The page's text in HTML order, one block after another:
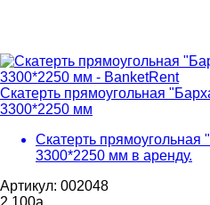
Скатерть прямоугольная
3300*2250 мм
Скатерть прямоугольная
3300*2250 мм в аренду.
Артикул: 002048